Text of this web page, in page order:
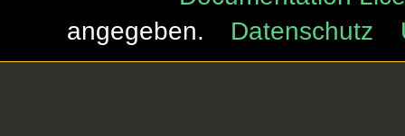
angegeben.
Datenschutz